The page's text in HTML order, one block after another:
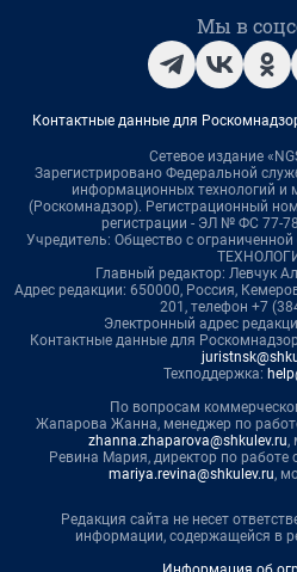
Мы в
Контактные данные для
Сетевое издание
Зарегистрировано Федеральной
информационных технологий и
(Роскомнадзор). Регистрационный
регистрации - ЭЛ № ФС 77-
Учредитель: Общество с
Главный редактор: Левчук
Адрес редакции: 650000, Россия,
201, телефон +7
Электронный адрес
Контактные данные для
Техподдержка:
По вопросам
Жапарова Жанна, менеджер по
zhanna.zhaparova@shkulev.ru,
Ревина Мария, директор по
mariya.revina@shkulev.ru,
Редакция сайта не несет
информации, содержащейся в